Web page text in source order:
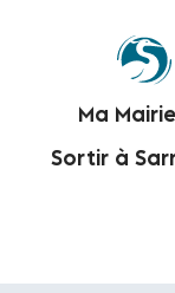
Ma Mairie
Sortir à